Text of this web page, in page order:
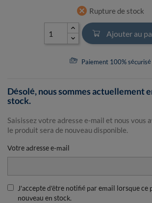
cancel Rupture de stock
Ajouter au
Paiement 100% sécurisé
Désolé, nous sommes actuellement
stock.
Saisissez votre adresse e-mail et nous vous
le produit sera de nouveau disponible.
Votre adresse e-mail
J'accepte d'être notifié par email lorsque ce
nouveau en stock.